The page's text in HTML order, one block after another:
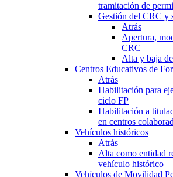
tramitación de
Gestión del CRC y
Atrás
Apertura,
CRC
Alta y baja
Centros Educativos de
Atrás
Habilitación para
ciclo FP
Habilitación a
en centros
Vehículos históricos
Atrás
Alta como entidad
vehículo histórico
Vehículos de Movilidad